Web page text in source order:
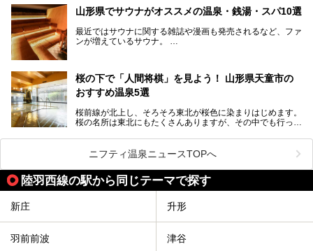
の細道」全行程の1/3にあたる期間を山形県で過ごしたとい
われることからも、山形の深い魅力がうかがえます。
山形県はまた、県内全域に多様な温泉があり、35ある市町
村のすべてで温泉が湧いているという温泉県。そんな山形県
でぜひチェックしたいスーパー銭湯をご紹介します。
山形県でサウナがオススメの温泉・銭湯・スパ10選
最近ではサウナに関する雑誌や漫画も発売されるなど、ファ
ンが増えているサウナ。
こだわりを持つ施設も増えています。
今回はそんな今話題のサウナが楽しめる、山形県内にあるオ
ススメ温泉・銭湯・スパを10件まとめてご紹介します。
桜の下で「人間将棋」を見よう！ 山形県天童市の
おすすめ温泉5選
桜前線が北上し、そろそろ東北が桜色に染まりはじめます。
桜の名所は東北にもたくさんありますが、その中でも行って
舞鶴山の山頂まで軽いハイキングの気分で登れば、そこでは
なんと「人間将棋」が行われているのです！
「人間将棋」とは昭和31年から毎年春に山形県天童市で行
われている一大イベントで、甲冑や着物姿の武者に扮した人
間が将棋の駒となり、対局を行っているのです。
人気漫画「３月のライオン」の中でもこの人間将棋のシーン
りに、思わず吹き出してしまった読者もいることでしょう。
ニフティ温泉ニュースTOPへ
陸羽西線の駅から同じテーマで探す
新庄 升形
羽前前波 津谷